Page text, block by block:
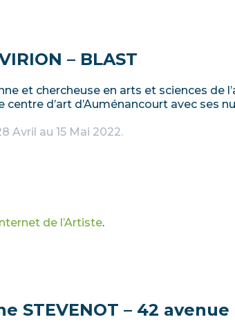
– BLAST
et chercheuse en arts et sciences de
centre d’art d’Auménancourt avec ses
Avril au 15 Mai 2022.
de l’Artiste.
STEVENOT – 42